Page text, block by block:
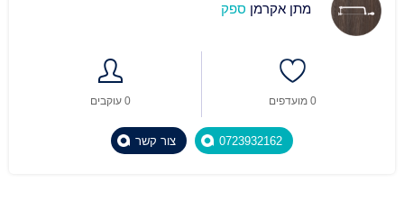
מתן אקרמן ספק
0 עוקבים 0 מועדפים
צור קשר 0723932162